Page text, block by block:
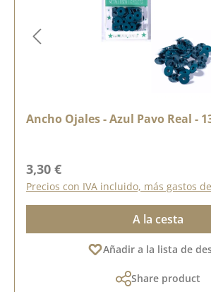
Ancho Ojales - Azul Pavo Real -
Precio normal:
3,30 €
Precios con IVA incluido, más gastos
A la cesta
Añadir a la lista de
Share product